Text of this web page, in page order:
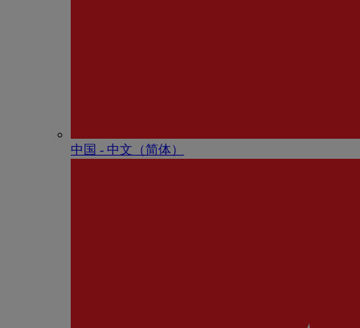
中国 - 中⽂（简体）